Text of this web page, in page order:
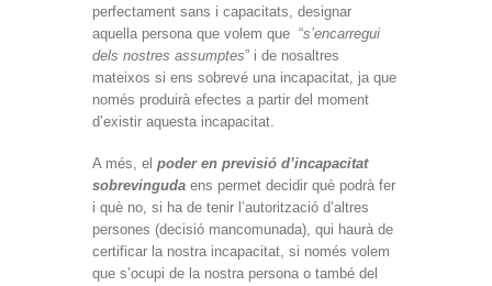
perfectament sans i capacitats, designar
aquella persona que volem que “s’encarregui
dels nostres assumptes” i de nosaltres
mateixos si ens sobrevé una incapacitat, ja que
només produirà efectes a partir del moment
d’existir aquesta incapacitat.
A més, el poder en previsió d’incapacitat
sobrevinguda ens permet decidir què podrà fer
i què no, si ha de tenir l’autorització d’altres
persones (decisió mancomunada), qui haurà de
certificar la nostra incapacitat, si només volem
que s’ocupi de la nostra persona o també del